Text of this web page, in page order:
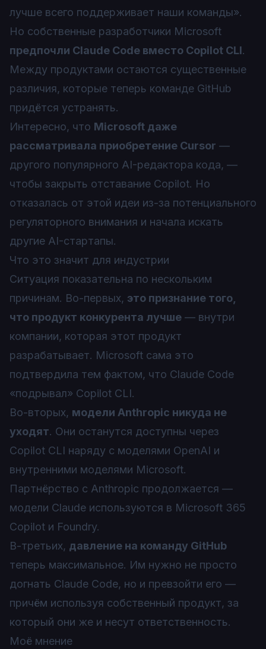
лучше всего поддерживает наши команды».
Но собственные разработчики Microsoft
предпочли Claude Code вместо Copilot CLI.
Между продуктами остаются существенные
различия, которые теперь команде GitHub
придётся устранять.
Интересно, что Microsoft даже
рассматривала приобретение Cursor —
другого популярного AI-редактора кода, —
чтобы закрыть отставание Copilot. Но
отказалась от этой идеи из-за потенциального
регуляторного внимания и начала искать
другие AI-стартапы.
Что это значит для индустрии
Ситуация показательна по нескольким
причинам. Во-первых, это признание того,
что продукт конкурента лучше — внутри
компании, которая этот продукт
разрабатывает. Microsoft сама это
подтвердила тем фактом, что Claude Code
«подрывал» Copilot CLI.
Во-вторых, модели Anthropic никуда не
уходят. Они останутся доступны через
Copilot CLI наряду с моделями OpenAI и
внутренними моделями Microsoft.
Партнёрство с Anthropic продолжается —
модели Claude используются в Microsoft 365
Copilot и Foundry.
В-третьих, давление на команду GitHub
теперь максимальное. Им нужно не просто
догнать Claude Code, но и превзойти его —
причём используя собственный продукт, за
который они же и несут ответственность.
Моё мнение